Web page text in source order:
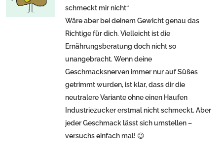
schmeckt mir nicht“
Wäre aber bei deinem Gewicht genau das
Richtige für dich. Vielleicht ist die
Ernährungsberatung doch nicht so
unangebracht. Wenn deine
Geschmacksnerven immer nur auf Süßes
getrimmt wurden, ist klar, dass dir die
neutralere Variante ohne einen Haufen
Industriezucker erstmal nicht schmeckt. Aber
jeder Geschmack lässt sich umstellen –
versuchs einfach mal! 😉